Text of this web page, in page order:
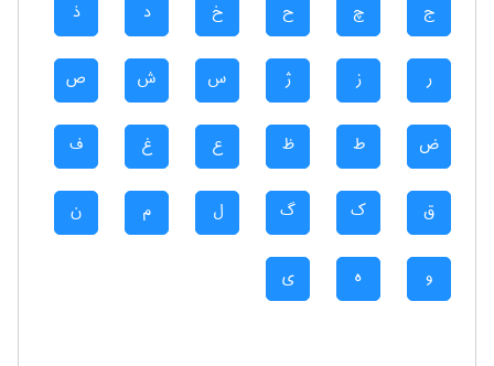
ج چ ح خ د ذ
ر ز ژ س ش ص
ض ط ظ ع غ ف
ق ک گ ل م ن
و ه ی